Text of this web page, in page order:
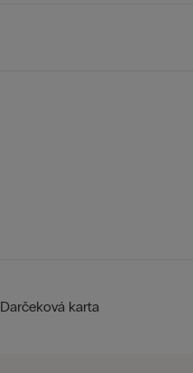
Darčeková karta